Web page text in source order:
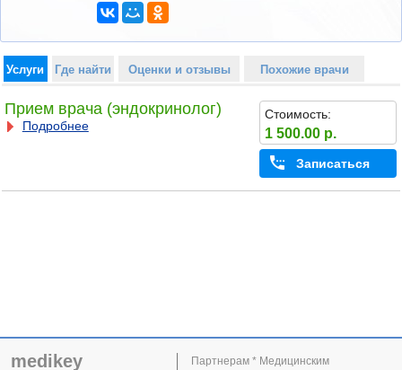
Услуги Где найти Оценки и отзывы Похожие врачи
Прием врача (эндокринолог)
Подробнее
Стоимость:
1 500.00 р.
Записаться
medikey
Партнерам * Медицинским